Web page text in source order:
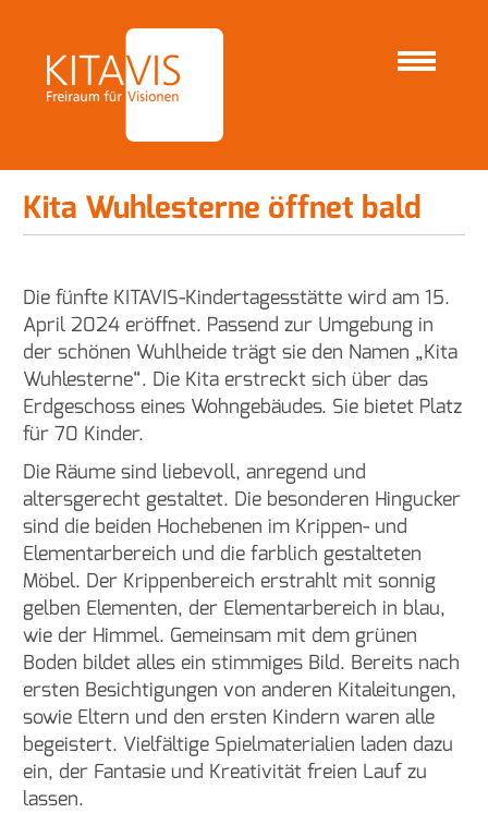
n
e
n
STARTSEITE NEWS Kita Wuhlesterne öffnet bald
Kita Wuhlesterne öffnet bald
Die fünfte KITAVIS-Kindertagesstätte wird am 15.
April 2024 eröffnet. Passend zur Umgebung in
der schönen Wuhlheide trägt sie den Namen „Kita
Wuhlesterne“. Die Kita erstreckt sich über das
Erdgeschoss eines Wohngebäudes. Sie bietet Platz
für 70 Kinder.
Die Räume sind liebevoll, anregend und
altersgerecht gestaltet. Die besonderen Hingucker
sind die beiden Hochebenen im Krippen- und
Elementarbereich und die farblich gestalteten
Möbel. Der Krippenbereich erstrahlt mit sonnig
gelben Elementen, der Elementarbereich in blau,
wie der Himmel. Gemeinsam mit dem grünen
Boden bildet alles ein stimmiges Bild. Bereits nach
ersten Besichtigungen von anderen Kitaleitungen,
sowie Eltern und den ersten Kindern waren alle
begeistert. Vielfältige Spielmaterialien laden dazu
ein, der Fantasie und Kreativität freien Lauf zu
lassen.